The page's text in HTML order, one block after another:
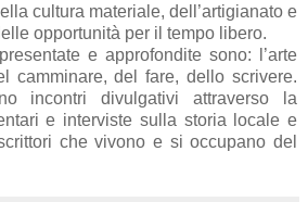
cultura materiale, dell’artigianato e
opportunità per il tempo libero.
e approfondite sono: l’arte
camminare, del fare, dello scrivere.
incontri divulgativi attraverso la
e interviste sulla storia locale e
che vivono e si occupano del